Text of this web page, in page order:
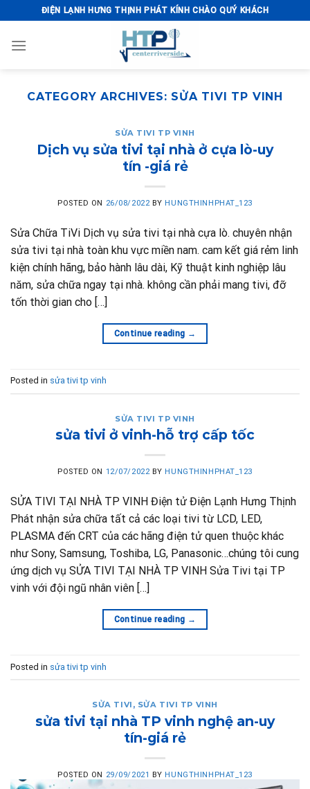
to
content
ĐIỆN LẠNH HƯNG THỊNH PHÁT KÍNH CHÀO QUÝ KHÁCH
CATEGORY ARCHIVES: SỬA TIVI TP VINH
SỬA TIVI TP VINH
Dịch vụ sửa tivi tại nhà ở cựa lò-uy
tín -giá rẻ
POSTED ON 26/08/2022 BY HUNGTHINHPHAT_123
Sửa Chữa TiVi Dịch vụ sửa tivi tại nhà cựa lò. chuyên nhận
sửa tivi tại nhà toàn khu vực miền nam. cam kết giá rẻm linh
kiện chính hãng, bảo hành lâu dài, Kỹ thuật kinh nghiệp lâu
năm, sửa chữa ngay tại nhà. không cần phải mang tivi, đỡ
tốn thời gian cho […]
Continue reading →
Posted in sửa tivi tp vinh
SỬA TIVI TP VINH
sửa tivi ở vinh-hỗ trợ cấp tốc
POSTED ON 12/07/2022 BY HUNGTHINHPHAT_123
SỬA TIVI TẠI NHÀ TP VINH Điện tử Điện Lạnh Hưng Thịnh
Phát nhận sửa chữa tất cả các loại tivi từ LCD, LED,
PLASMA đến CRT của các hãng điện tử quen thuộc khác
như Sony, Samsung, Toshiba, LG, Panasonic…chúng tôi cung
ứng dịch vụ SỬA TIVI TẠI NHÀ TP VINH Sửa Tivi tại TP
vinh với đội ngũ nhân viên […]
Continue reading →
Posted in sửa tivi tp vinh
SỬA TIVI , SỬA TIVI TP VINH
sửa tivi tại nhà TP vinh nghệ an-uy
tín-giá rẻ
POSTED ON 29/09/2021 BY HUNGTHINHPHAT_123